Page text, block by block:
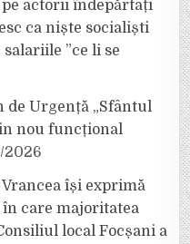
actorii îndepărtați
ca niște socialiști
”ce li se
de Urgență „Sfântul
nou funcțional
2026
își exprimă
care majoritatea
local Focșani a